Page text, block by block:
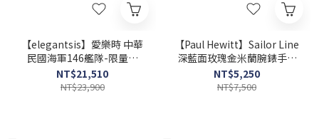
【elegantsis】愛樂時 中華
民國海軍146艦隊-限量錶
JO48MAS-NB01 45.5mm
現代鐘錶
NT$21,510
NT$23,900
【Paul Hewitt】Sailor Line
深藍面玫瑰金米蘭腕錶手鍊
套組PH-SSA-R-SM-B-4S-
11S 36mm 現代鐘錶
NT$5,250
NT$7,500